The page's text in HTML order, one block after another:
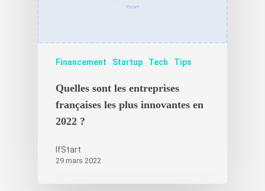
Financement Startup Tech Tips
Quelles sont les entreprises
françaises les plus innovantes en
2022 ?
IfStart
29 mars 2022